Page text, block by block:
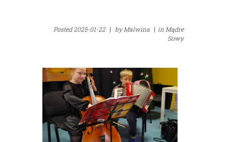
Posted2025-01-22 | byMalwina | in Mądre
Sowy